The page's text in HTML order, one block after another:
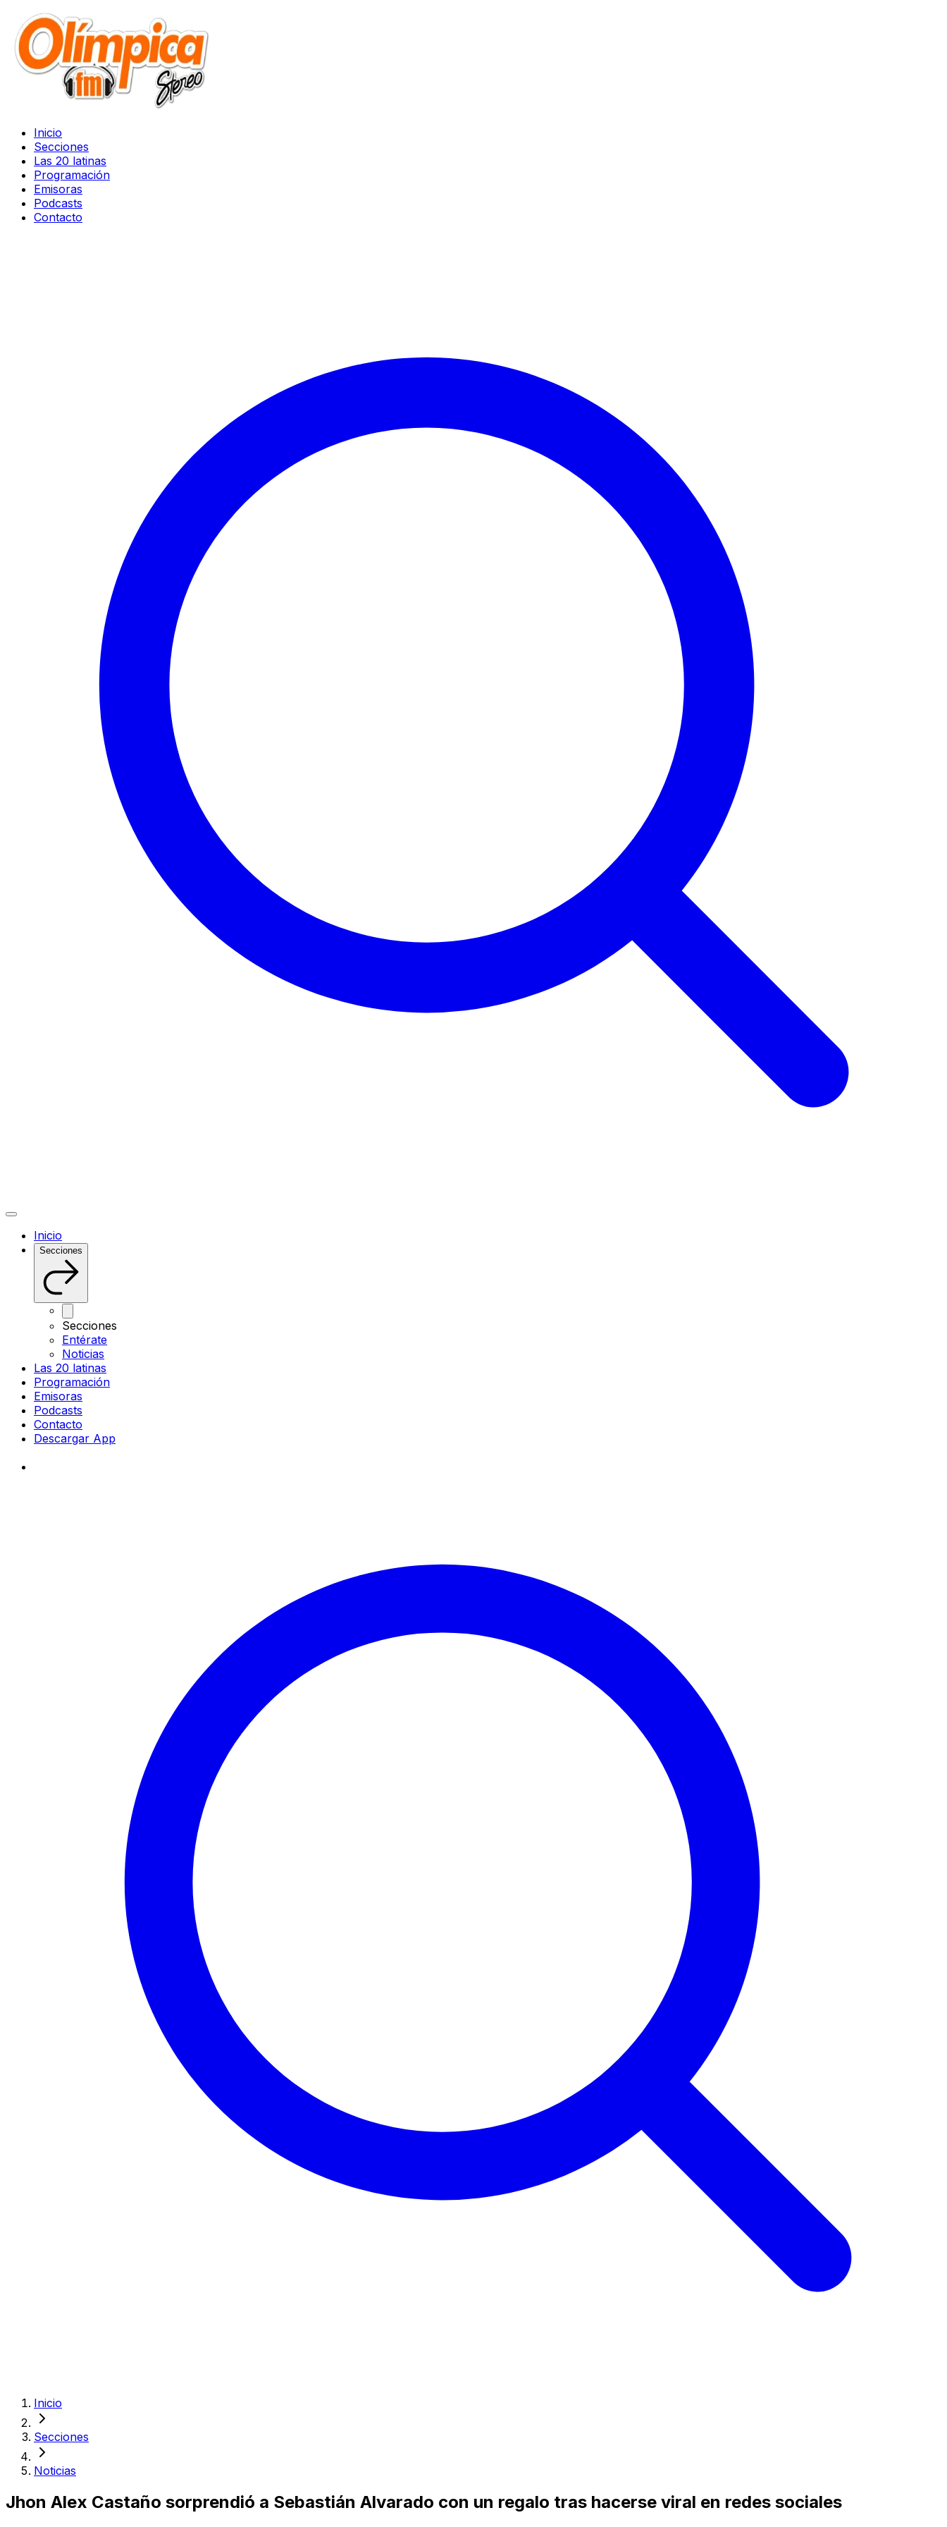
Inicio
Secciones
Las 20 latinas
Programación
Emisoras
Podcasts
Contacto
Inicio
Secciones
Secciones
Entérate
Noticias
Las 20 latinas
Programación
Emisoras
Podcasts
Contacto
Descargar App
Inicio
Secciones
Noticias
Jhon Alex Castaño sorprendió a Sebastián Alvarado con un regalo tras hacerse viral en redes sociales